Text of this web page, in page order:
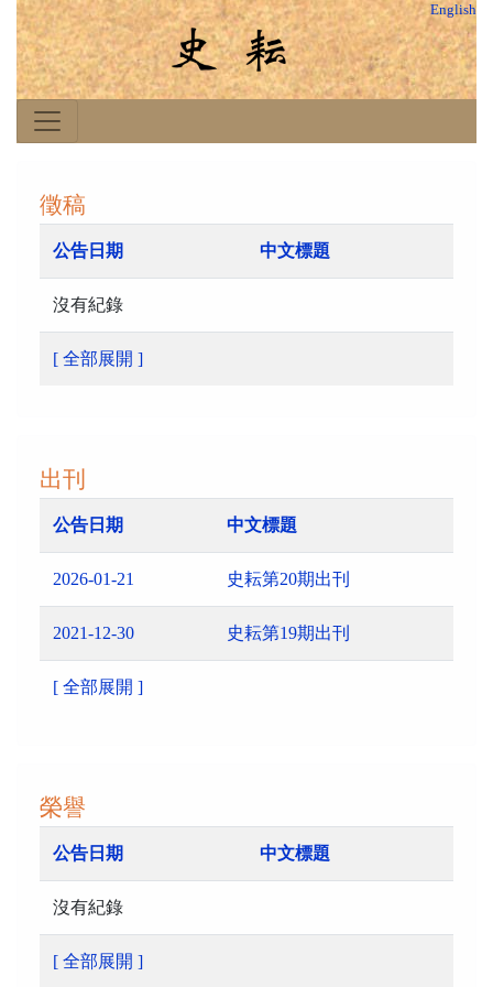
English
徵稿
公告日期 中文標題
沒有紀錄
[ 全部展開 ]
出刊
公告日期 中文標題
2026-01-21 史耘第20期出刊
2021-12-30 史耘第19期出刊
[ 全部展開 ]
榮譽
公告日期 中文標題
沒有紀錄
[ 全部展開 ]